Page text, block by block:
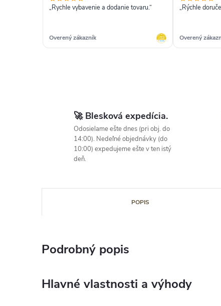
„Rychle vybavenie a dodanie tovaru.“
Overený zákazník
„Rýchle
Overený
🚀 Blesková expedícia.
Odosielame ešte dnes (pri obj. do
14:00). Nedeľné objednávky (do
10:00) expedujeme ešte v ten istý
deň.
POPIS
Podrobný popis
Hlavné vlastnosti a výhody